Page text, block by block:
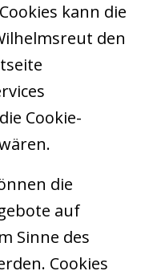
kann die
den
Cookie-
die
auf
Sinne des
Cookies